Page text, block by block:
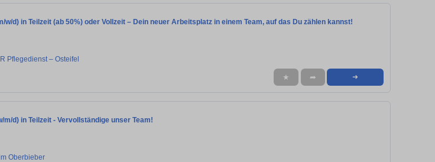
w/d) in Teilzeit (ab 50%) oder Vollzeit – Dein neuer Arbeitsplatz in einem Team, auf das Du zählen kannst!
Pflegedienst – Osteifel
★ ➦ ➜
m/d) in Teilzeit - Vervollständige unser Team!
Oberbieber